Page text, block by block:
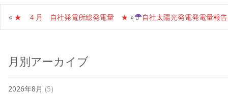
« ★ ４月 自社発電所総発電量 ★ 自社太陽光発電発電量報告
»
月別アーカイブ
2026年8月 (5)